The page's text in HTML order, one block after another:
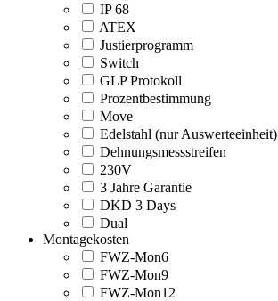
IP 68
ATEX
Justierprogramm
Switch
GLP Protokoll
Prozentbestimmung
Move
Edelstahl (nur Auswerteeinheit)
Dehnungsmessstreifen
230V
3 Jahre Garantie
DKD 3 Days
Dual
Montagekosten
FWZ-Mon6
FWZ-Mon9
FWZ-Mon12